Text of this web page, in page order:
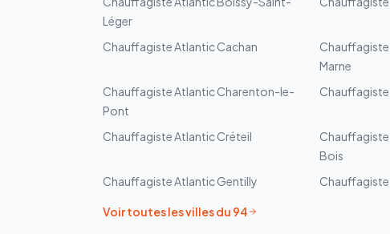
Léger
ChauffagisteAtlanticCachan Chauffagiste
Marne
ChauffagisteAtlanticCharenton-le-
Pont
Chauffagiste
ChauffagisteAtlanticCréteil Chauffagiste
Bois
ChauffagisteAtlanticGentilly Chauffagiste
Voir toutes les villes du 94